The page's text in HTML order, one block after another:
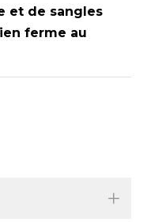
et de sangles
ferme au